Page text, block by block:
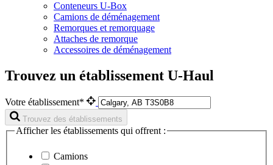
Conteneurs U-Box
Camions de déménagement
Remorques et remorquage
Attaches de remorque
Accessoires de déménagement
Trouvez un établissement U-Haul
Votre établissement*
Trouvez des établissements
Afficher les établissements qui offrent :
Camions